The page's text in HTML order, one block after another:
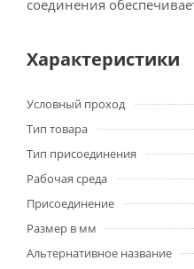
соединения
Характеристики
Условный проход
Тип товара
Тип присоединения
Рабочая среда
Присоединение
Размер в мм
Альтернативное название